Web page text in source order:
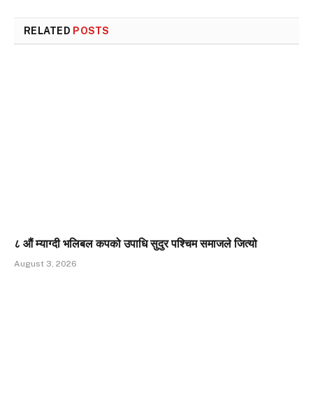
RELATED POSTS
८ औं म्याग्दी भलिबल कपको उपाधि सुदुर पश्चिम समाजले जित्यो
August 3, 2026